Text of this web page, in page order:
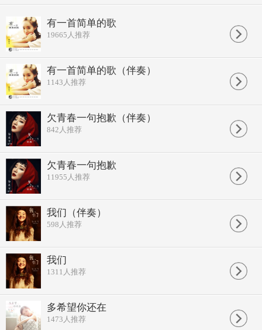
操场上面 我们不再相见
我的书签 留不住那天
这一首歌 是我写的永远
那年夏天 回头看见你的脸
往事如烟 挥手告别昨天
山是山 海是海 还有喝过的酒
那时候 我们刚相识的时候
手中的玫瑰 永远不凋谢
舍不得 就这样离开了
你的抱歉 我不想再听见
可惜那天 我离开你的身边
舍不得 让你不快乐
有一首简单的歌
19665 人推荐
有一首简单的歌（伴奏）
1143 人推荐
欠青春一句抱歉（伴奏）
842 人推荐
欠青春一句抱歉
11955 人推荐
我们（伴奏）
598 人推荐
我们
1311 人推荐
多希望你还在
1473 人推荐